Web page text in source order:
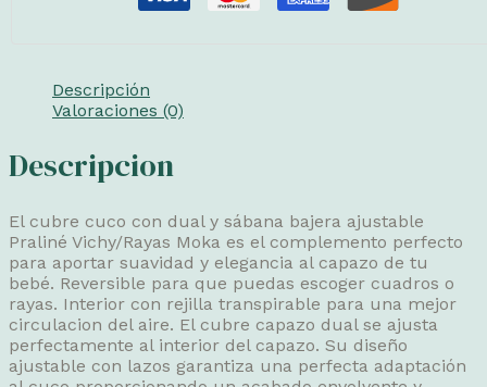
Descripción
Valoraciones (0)
Descripcion
El cubre cuco con dual y sábana bajera ajustable
Praliné Vichy/Rayas Moka es el complemento perfecto
para aportar suavidad y elegancia al capazo de tu
bebé. Reversible para que puedas escoger cuadros o
rayas. Interior con rejilla transpirable para una mejor
circulacion del aire. El cubre capazo dual se ajusta
perfectamente al interior del capazo. Su diseño
ajustable con lazos garantiza una perfecta adaptación